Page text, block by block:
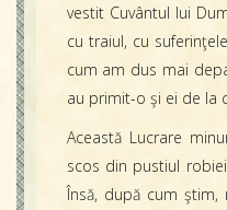
vestit Cuvântul lui
cu traiul, cu
cum am dus mai
au primit-o şi ei de la
Această Lucrare
scos din pustiul
Însă, după cum